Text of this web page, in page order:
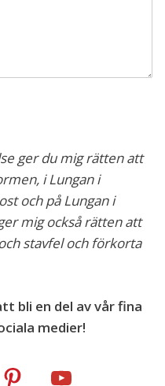
ger du mig rätten att
i Lungan i
och på Lungan i
mig också rätten att
stavfel och förkorta
bli en del av vår fina
medier!